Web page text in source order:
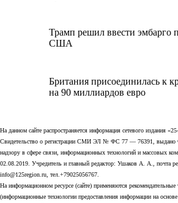
Трамп решил ввести эмбарго
США
Британия присоединилась к
на 90 миллиардов евро
На данном сайте распространяется информация сетевого издания
Свидетельство о регистрации СМИ ЭЛ № ФС 77 — 76391, выдано
надзору в сфере связи, информационных технологий и массовых
02.08.2019. Учредитель и главный редактор: Ушаков А. А., почта
info@125region.ru, тел.+79025056767.
На информационном ресурсе (сайте) применяются рекомендательные
(информационные технологии предоставления информации на основе